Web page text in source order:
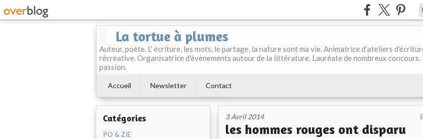
La tortue à plumes
Auteur, poète. L' écriture, les mots, le partage, la nature sont ma vie. Animatrice d'ateliers
récréative. Organisatrice d'évènements autour de la littérature. Lauréate de nombreux concours.
passion.
Accueil Newsletter Contact
Catégories
PO & ZIE
3 Avril 2014
les hommes rouges ont disparu